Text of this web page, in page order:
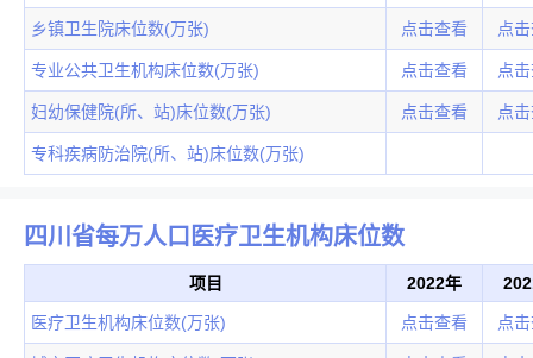
乡镇卫生院床位数(万张) 点击查看 点
专业公共卫生机构床位数(万张) 点击查看 点
妇幼保健院(所、站)床位数(万张) 点击查看 点
专科疾病防治院(所、站)床位数(万张)
四川省每万人口医疗卫生机构床位数
项目 2022年
医疗卫生机构床位数(万张) 点击查看 点